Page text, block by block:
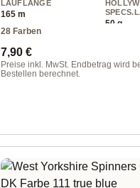
LAUFLÄNGE
165 m
50 g
28 Farben
Regulärer Preis:
7,90 €
Preise inkl. MwSt. Endbetrag wird
Bestellen berechnet.